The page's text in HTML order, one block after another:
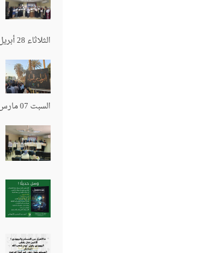
الثلاثاء 28 أبريل 2026
السبت 07 مارس 2026